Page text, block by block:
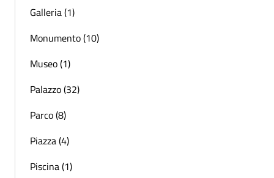
Galleria (1)
Monumento (10)
Museo (1)
Palazzo (32)
Parco (8)
Piazza (4)
Piscina (1)